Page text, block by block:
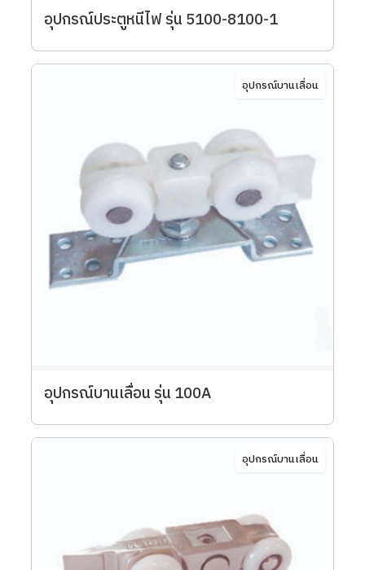
อุปกรณ์ประตูหนีไฟ รุ่น 5100-8100-1
อุปกรณ์บานเลื่อน
อุปกรณ์บานเลื่อน รุ่น 100A
อุปกรณ์บานเลื่อน